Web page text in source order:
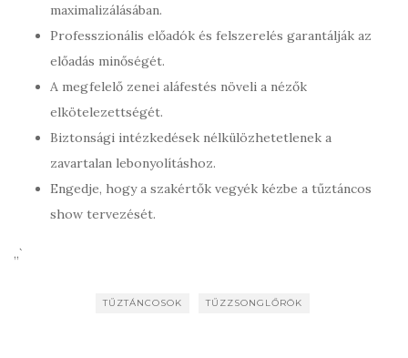
maximalizálásában.
Professzionális előadók és felszerelés garantálják az
előadás minőségét.
A megfelelő zenei aláfestés növeli a nézők
elkötelezettségét.
Biztonsági intézkedések nélkülözhetetlenek a
zavartalan lebonyolításhoz.
Engedje, hogy a szakértők vegyék kézbe a tűztáncos
show tervezését.
„`
TŰZTÁNCOSOK TŰZZSONGLŐRÖK